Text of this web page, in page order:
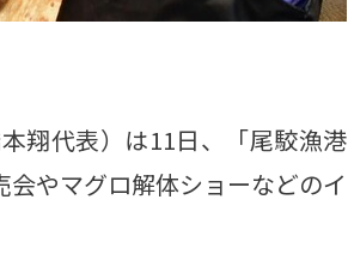
翔代表）は11日、「尾駮漁港
やマグロ解体ショーなどのイ